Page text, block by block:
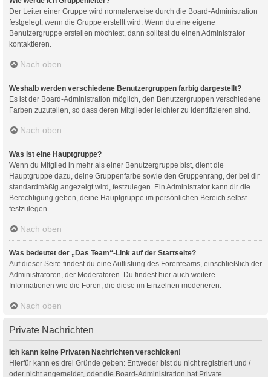
Der Leiter einer Gruppe wird normalerweise durch die Board-Administration
festgelegt, wenn die Gruppe erstellt wird. Wenn du eine eigene
Benutzergruppe erstellen möchtest, dann solltest du einen Administrator
kontaktieren.
Nach oben
Weshalb werden verschiedene Benutzergruppen farbig dargestellt?
Es ist der Board-Administration möglich, den Benutzergruppen verschiedene
Farben zuzuteilen, so dass deren Mitglieder leichter zu identifizieren sind.
Nach oben
Was ist eine Hauptgruppe?
Wenn du Mitglied in mehr als einer Benutzergruppe bist, dient die
Hauptgruppe dazu, deine Gruppenfarbe sowie den Gruppenrang, der bei dir
standardmäßig angezeigt wird, festzulegen. Ein Administrator kann dir die
Berechtigung geben, deine Hauptgruppe im persönlichen Bereich selbst
festzulegen.
Nach oben
Was bedeutet der „Das Team“-Link auf der Startseite?
Auf dieser Seite findest du eine Auflistung des Forenteams, einschließlich der
Administratoren, der Moderatoren. Du findest hier auch weitere
Informationen wie die Foren, die diese im Einzelnen moderieren.
Nach oben
Private Nachrichten
Ich kann keine Privaten Nachrichten verschicken!
Hierfür kann es drei Gründe geben: Entweder bist du nicht registriert und /
oder nicht angemeldet, oder die Board-Administration hat Private